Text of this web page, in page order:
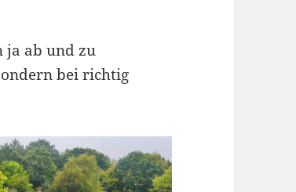
ja ab und zu
bei richtig